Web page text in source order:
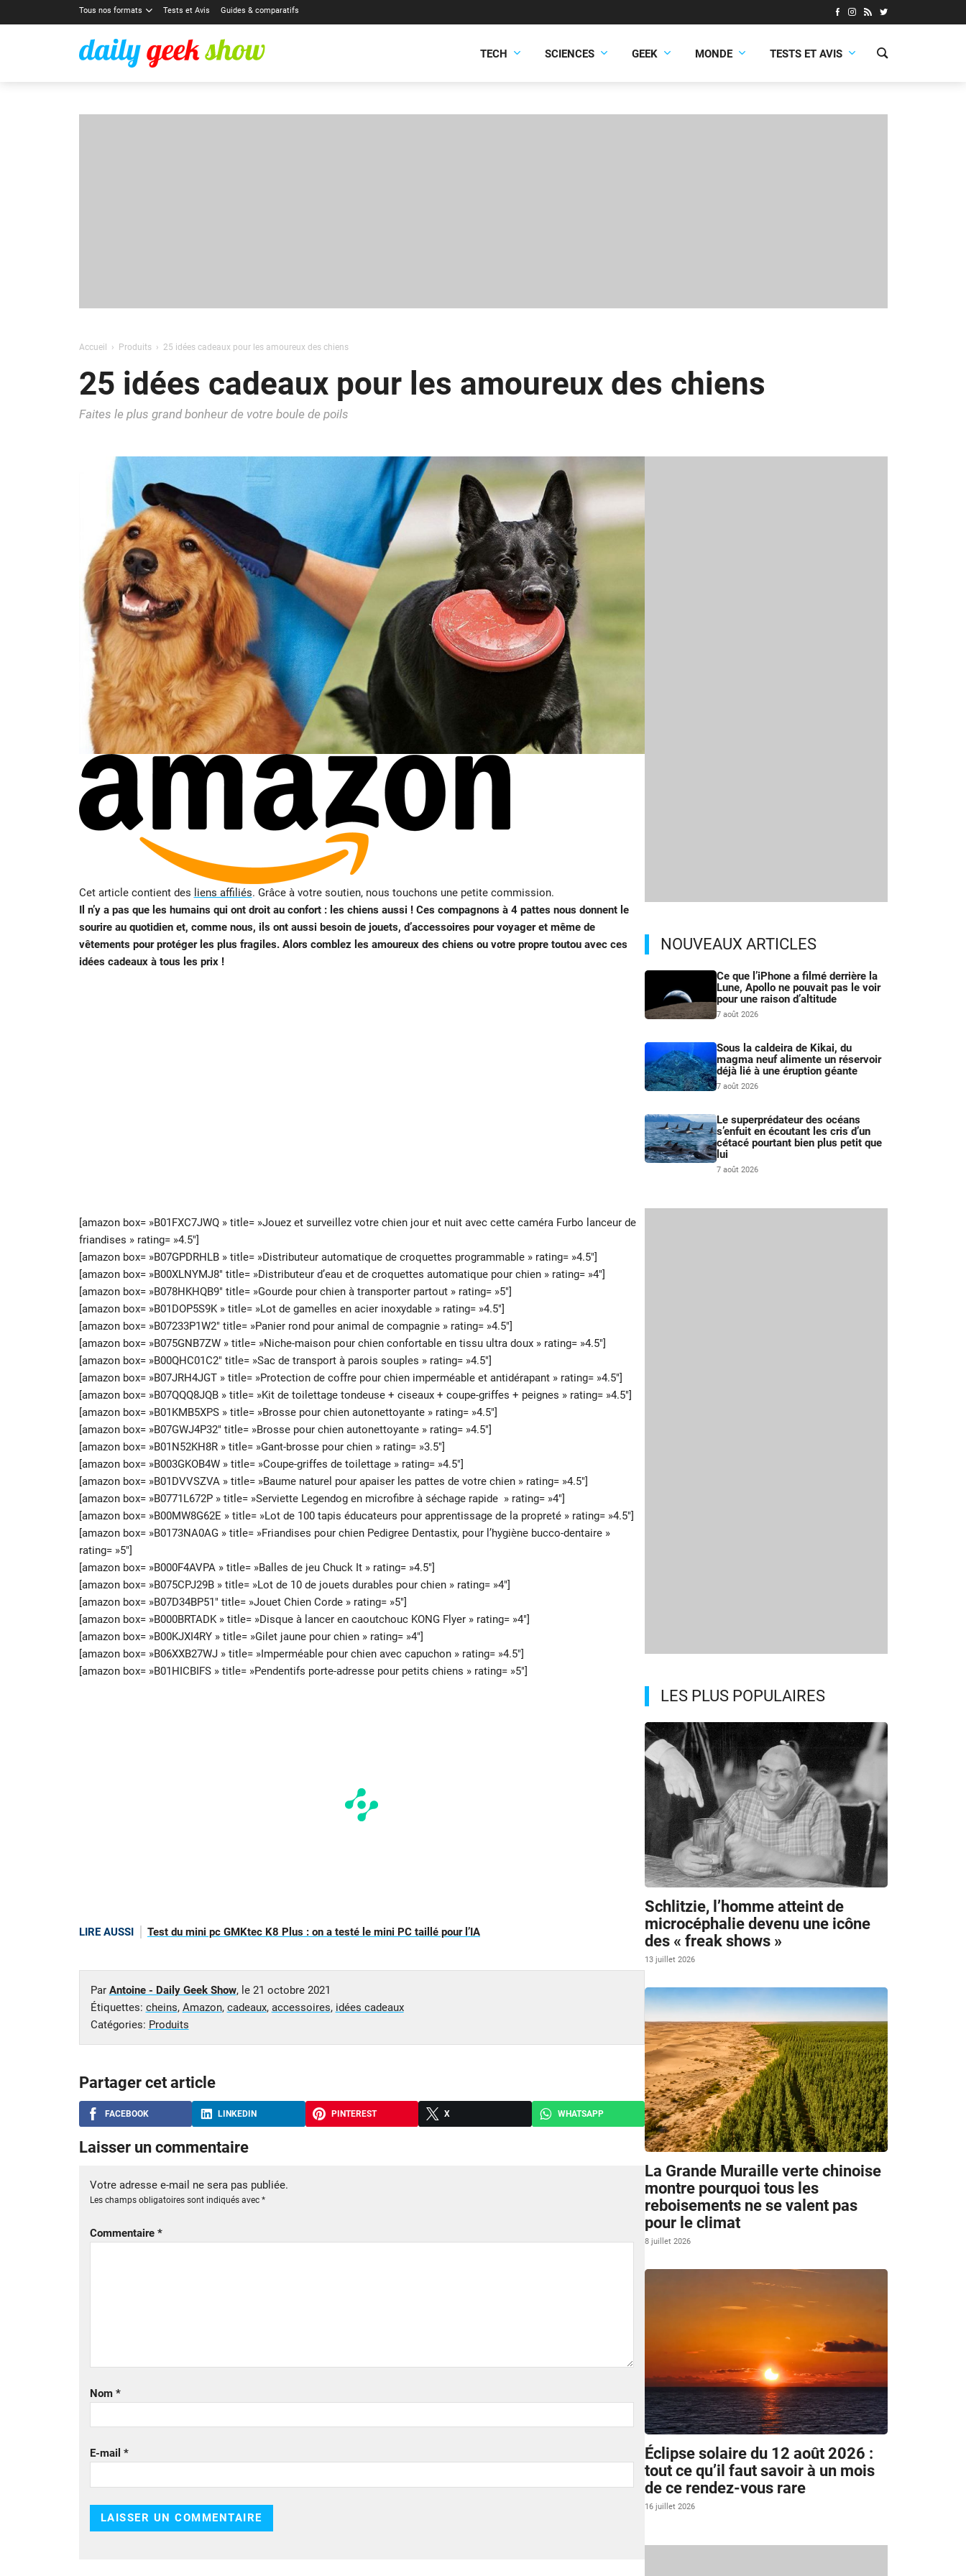
Tous nos formats Tests et Avis Guides & comparatifs
TECH SCIENCES GEEK MONDE TESTS ET AVIS
Accueil Produits 25 idées cadeaux pour les amoureux des chiens
25 idées cadeaux pour les amoureux des chiens
Faites le plus grand bonheur de votre boule de poils
Cet article contient des liens affiliés. Grâce à votre soutien, nous touchons une petite commission.
Il n’y a pas que les humains qui ont droit au confort : les chiens aussi ! Ces compagnons à 4 pattes nous donnent le
sourire au quotidien et, comme nous, ils ont aussi besoin de jouets, d’accessoires pour voyager et même de
vêtements pour protéger les plus fragiles. Alors comblez les amoureux des chiens ou votre propre toutou avec ces
idées cadeaux à tous les prix !
[amazon box= »B01FXC7JWQ » title= »Jouez et surveillez votre chien jour et nuit avec cette caméra Furbo lanceur de
friandises » rating= »4.5″]
[amazon box= »B07GPDRHLB » title= »Distributeur automatique de croquettes programmable » rating= »4.5″]
[amazon box= »B00XLNYMJ8″ title= »Distributeur d’eau et de croquettes automatique pour chien » rating= »4″]
[amazon box= »B078HKHQB9″ title= »Gourde pour chien à transporter partout » rating= »5″]
[amazon box= »B01DOP5S9K » title= »Lot de gamelles en acier inoxydable » rating= »4.5″]
[amazon box= »B07233P1W2″ title= »Panier rond pour animal de compagnie » rating= »4.5″]
[amazon box= »B075GNB7ZW » title= »Niche-maison pour chien confortable en tissu ultra doux » rating= »4.5″]
[amazon box= »B00QHC01C2″ title= »Sac de transport à parois souples » rating= »4.5″]
[amazon box= »B07JRH4JGT » title= »Protection de coffre pour chien imperméable et antidérapant » rating= »4.5″]
[amazon box= »B07QQQ8JQB » title= »Kit de toilettage tondeuse + ciseaux + coupe-griffes + peignes » rating= »4.5″]
[amazon box= »B01KMB5XPS » title= »Brosse pour chien autonettoyante » rating= »4.5″]
[amazon box= »B07GWJ4P32″ title= »Brosse pour chien autonettoyante » rating= »4.5″]
[amazon box= »B01N52KH8R » title= »Gant-brosse pour chien » rating= »3.5″]
[amazon box= »B003GKOB4W » title= »Coupe-griffes de toilettage » rating= »4.5″]
[amazon box= »B01DVVSZVA » title= »Baume naturel pour apaiser les pattes de votre chien » rating= »4.5″]
[amazon box= »B0771L672P » title= »Serviette Legendog en microfibre à séchage rapide » rating= »4″]
[amazon box= »B00MW8G62E » title= »Lot de 100 tapis éducateurs pour apprentissage de la propreté » rating= »4.5″]
[amazon box= »B0173NA0AG » title= »Friandises pour chien Pedigree Dentastix, pour l’hygiène bucco-dentaire »
rating= »5″]
[amazon box= »B000F4AVPA » title= »Balles de jeu Chuck It » rating= »4.5″]
[amazon box= »B075CPJ29B » title= »Lot de 10 de jouets durables pour chien » rating= »4″]
[amazon box= »B07D34BP51″ title= »Jouet Chien Corde » rating= »5″]
[amazon box= »B000BRTADK » title= »Disque à lancer en caoutchouc KONG Flyer » rating= »4″]
[amazon box= »B00KJXI4RY » title= »Gilet jaune pour chien » rating= »4″]
[amazon box= »B06XXB27WJ » title= »Imperméable pour chien avec capuchon » rating= »4.5″]
[amazon box= »B01HICBIFS » title= »Pendentifs porte-adresse pour petits chiens » rating= »5″]
LIRE AUSSI Test du mini pc GMKtec K8 Plus : on a testé le mini PC taillé pour l’IA
Par Antoine - Daily Geek Show, le 21 octobre 2021
Étiquettes: cheins, Amazon, cadeaux, accessoires, idées cadeaux
Catégories: Produits
Partager cet article
FACEBOOK LINKEDIN PINTEREST X WHATSAPP
Laisser un commentaire
Votre adresse e-mail ne sera pas publiée.
Les champs obligatoires sont indiqués avec *
Commentaire *
Nom *
E-mail *
NOUVEAUX ARTICLES
Ce que l’iPhone a filmé derrière la
Lune, Apollo ne pouvait pas le voir
pour une raison d’altitude
7 août 2026
Sous la caldeira de Kikai, du
magma neuf alimente un réservoir
déjà lié à une éruption géante
7 août 2026
Le superprédateur des océans
s’enfuit en écoutant les cris d’un
cétacé pourtant bien plus petit que
lui
7 août 2026
LES PLUS POPULAIRES
Schlitzie, l’homme atteint de
microcéphalie devenu une icône
des « freak shows »
13 juillet 2026
La Grande Muraille verte chinoise
montre pourquoi tous les
reboisements ne se valent pas
pour le climat
8 juillet 2026
Éclipse solaire du 12 août 2026 :
tout ce qu’il faut savoir à un mois
de ce rendez-vous rare
16 juillet 2026